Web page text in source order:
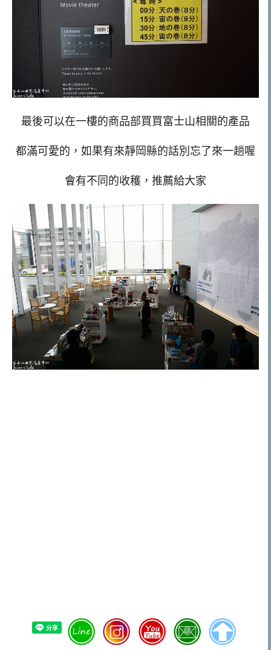
最後可以在一樓的商品部買買富士山相關的產品
都滿可愛的，如果有來靜岡縣的話別忘了來一趟喔
會有不同的收穫，推薦給大家